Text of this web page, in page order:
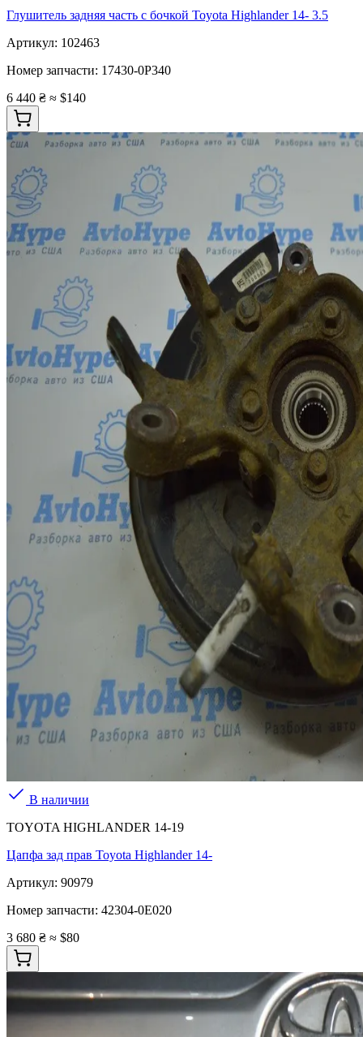
Глушитель задняя часть с бочкой Toyota Highlander 14- 3.5
Артикул: 102463
Номер запчасти: 17430-0P340
6 440 ₴ ≈ $140
В наличии
TOYOTA HIGHLANDER 14-19
Цапфа зад прав Toyota Highlander 14-
Артикул: 90979
Номер запчасти: 42304-0E020
3 680 ₴ ≈ $80